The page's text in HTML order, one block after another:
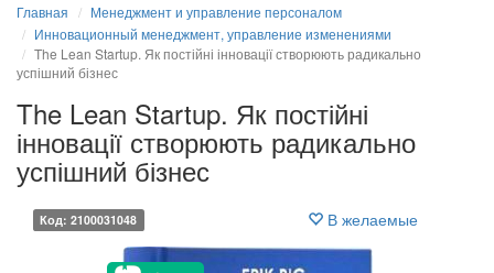
Главная
Менеджмент и управление персоналом
Инновационный менеджмент, управление изменениями
The Lean Startup. Як постійні інновації створюють радикально
успішний бізнес
The Lean Startup. Як постійні
інновації створюють радикально
успішний бізнес
Код: 2100031048 В желаемые